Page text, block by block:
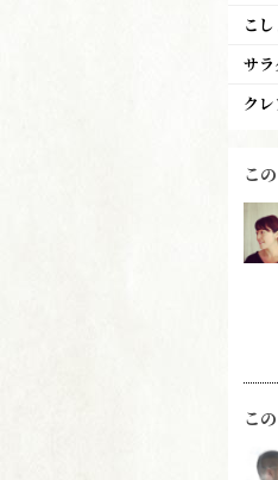
こし
サ
ク
こ
こ